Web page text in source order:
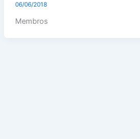
06/06/2018
Membros